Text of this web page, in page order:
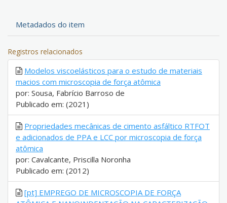
Metadados do item
Registros relacionados
Modelos viscoelásticos para o estudo de materiais
macios com microscopia de força atômica
por: Sousa, Fabrício Barroso de
Publicado em: (2021)
Propriedades mecânicas de cimento asfáltico RTFOT
e adicionados de PPA e LCC por microscopia de força
atômica
por: Cavalcante, Priscilla Noronha
Publicado em: (2012)
[pt] EMPREGO DE MICROSCOPIA DE FORÇA